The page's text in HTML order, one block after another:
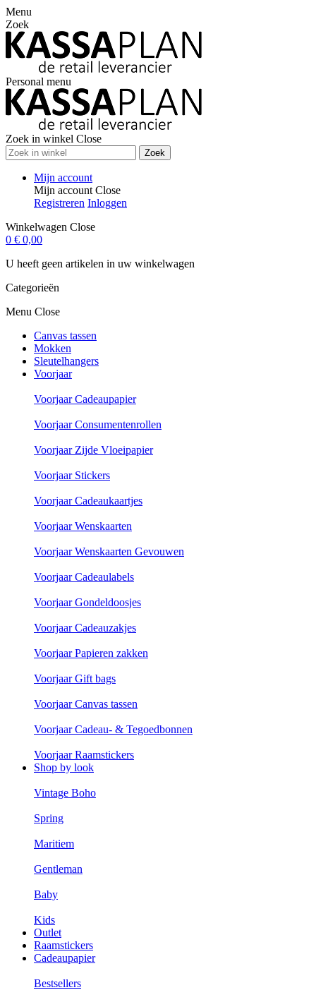
Menu
Zoek
Personal menu
Zoek in winkel Close
Zoek
Mijn account
Mijn account Close
Registreren Inloggen
Winkelwagen Close
0 € 0,00
U heeft geen artikelen in uw winkelwagen
Categorieën
Menu Close
Canvas tassen
Mokken
Sleutelhangers
Voorjaar
Voorjaar Cadeaupapier
Voorjaar Consumentenrollen
Voorjaar Zijde Vloeipapier
Voorjaar Stickers
Voorjaar Cadeaukaartjes
Voorjaar Wenskaarten
Voorjaar Wenskaarten Gevouwen
Voorjaar Cadeaulabels
Voorjaar Gondeldoosjes
Voorjaar Cadeauzakjes
Voorjaar Papieren zakken
Voorjaar Gift bags
Voorjaar Canvas tassen
Voorjaar Cadeau- & Tegoedbonnen
Voorjaar Raamstickers
Shop by look
Vintage Boho
Spring
Maritiem
Gentleman
Baby
Kids
Outlet
Raamstickers
Cadeaupapier
Bestsellers